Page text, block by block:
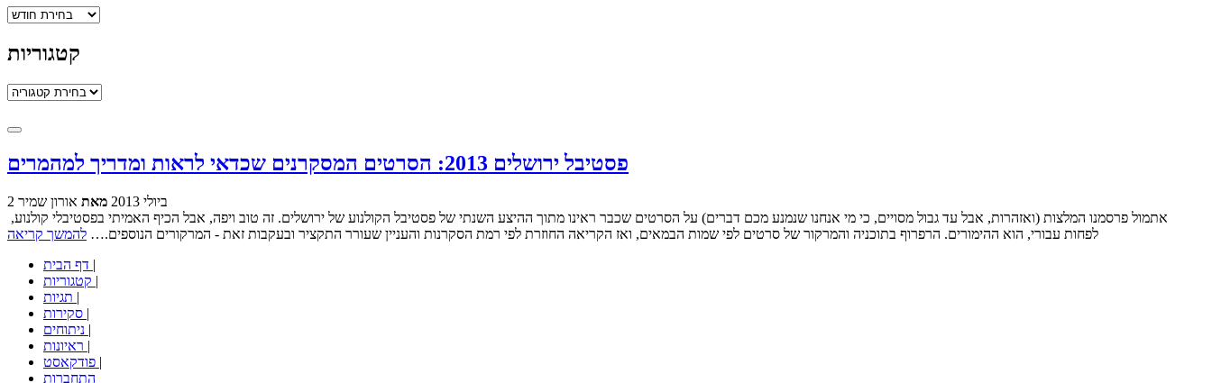
ארכיונים
קטגוריות
קטגוריות
פסטיבל ירושלים 2013: הסרטים המסקרנים שכדאי לראות ומדריך למהמרים
2 ביולי 2013 מאת אורון שמיר
לפחות עבורי, הוא ההימורים. הרפרוף בתוכניה והמרקור של סרטים לפי שמות הבמאים, ואז הקריאה החוזרת לפי רמת הסקרנות והעניין שעורר התקציר ובעקבות זאת - המרקורים הנוספים.… להמשך קריאה
|
|
|
|
|
|
|
התחברות